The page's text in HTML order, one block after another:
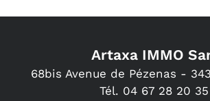
Artaxa IMMO
68bis Avenue de Pézenas -
Tél. 04 67 28 20 35